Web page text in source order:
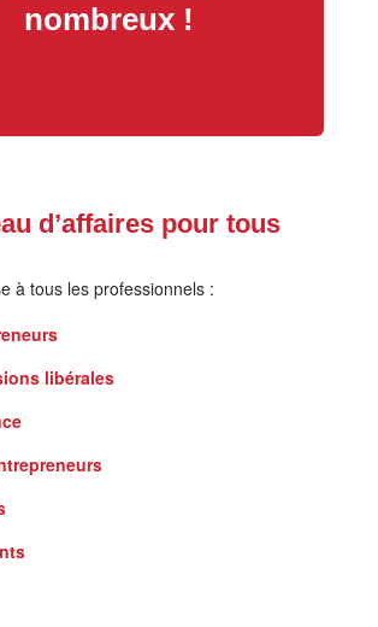
nombreux !
d’affaires pour tous
à tous les professionnels :
libérales